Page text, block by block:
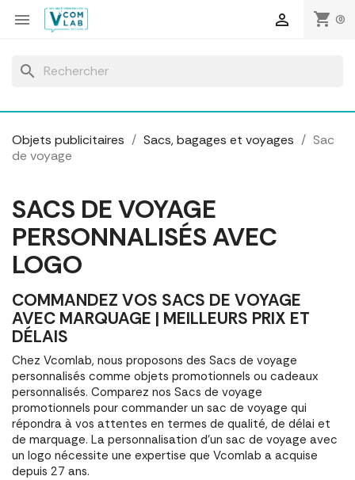
 shopping_cart (0)

search
Objets publicitaires Sacs, bagages et voyages
Sac
de voyage
SACS DE VOYAGE
PERSONNALISÉS AVEC
LOGO
COMMANDEZ VOS SACS DE VOYAGE
AVEC MARQUAGE | MEILLEURS PRIX ET
DÉLAIS
Chez Vcomlab, nous proposons des Sacs de voyage
personnalisés comme objets promotionnels ou cadeaux
personnalisés. Comparez nos Sacs de voyage
promotionnels pour commander un sac de voyage qui
répondra à vos attentes en termes de qualité, de délai et
de marquage. La personnalisation d'un sac de voyage avec
un logo nécessite une expertise que Vcomlab a acquise
depuis 27 ans.
Panneau de gestion des cookies